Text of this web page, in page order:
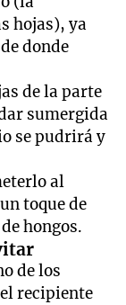
hojas), ya
donde
de la parte
sumergida
se pudrirá y
al
toque de
hongos.
de los
recipiente